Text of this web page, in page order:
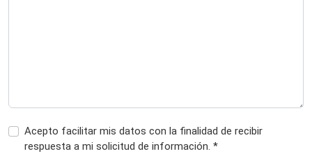
Acepto facilitar mis datos con la finalidad de recibir
respuesta a mi solicitud de información. *